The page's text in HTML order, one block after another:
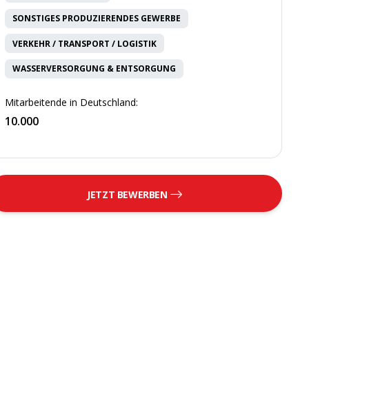
SONSTIGES PRODUZIERENDES GEWERBE
VERKEHR / TRANSPORT / LOGISTIK
WASSERVERSORGUNG & ENTSORGUNG
Mitarbeitende in Deutschland:
10.000
JETZT BEWERBEN